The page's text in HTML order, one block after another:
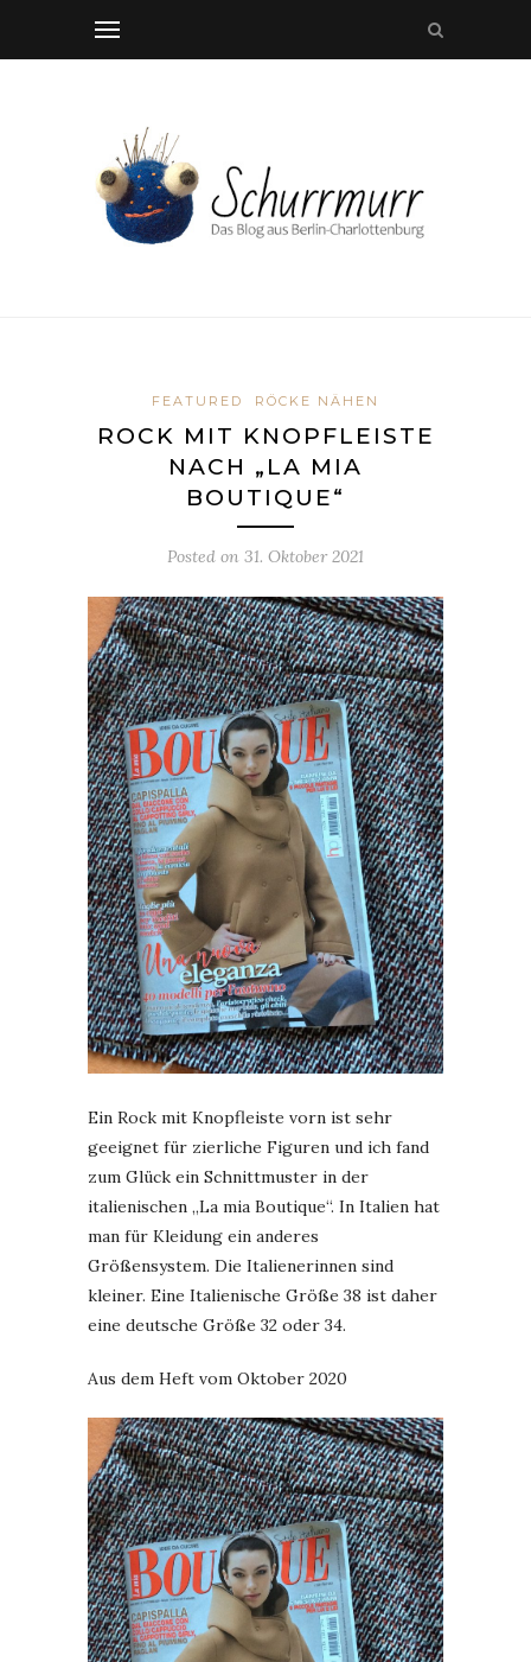
FEATURED RÖCKE NÄHEN
ROCK MIT KNOPFLEISTE
NACH „LA MIA
BOUTIQUE“
Posted on 31. Oktober 2021
Ein Rock mit Knopfleiste vorn ist sehr
geeignet für zierliche Figuren und ich fand
zum Glück ein Schnittmuster in der
italienischen „La mia Boutique“. In Italien hat
man für Kleidung ein anderes
Größensystem. Die Italienerinnen sind
kleiner. Eine Italienische Größe 38 ist daher
eine deutsche Größe 32 oder 34.
Aus dem Heft vom Oktober 2020